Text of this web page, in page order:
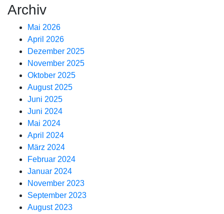
Archiv
Mai 2026
April 2026
Dezember 2025
November 2025
Oktober 2025
August 2025
Juni 2025
Juni 2024
Mai 2024
April 2024
März 2024
Februar 2024
Januar 2024
November 2023
September 2023
August 2023